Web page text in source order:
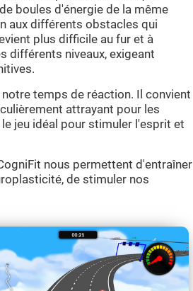
boules d'énergie de la même
aux différents obstacles qui
plus difficile au fur et à
différents niveaux, exigeant
temps de réaction. Il convient
attrayant pour les
jeu idéal pour stimuler l'esprit et
nous permettent d'entraîner
de stimuler nos